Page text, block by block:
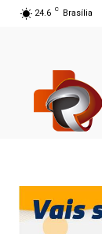
24.6 C Brasília